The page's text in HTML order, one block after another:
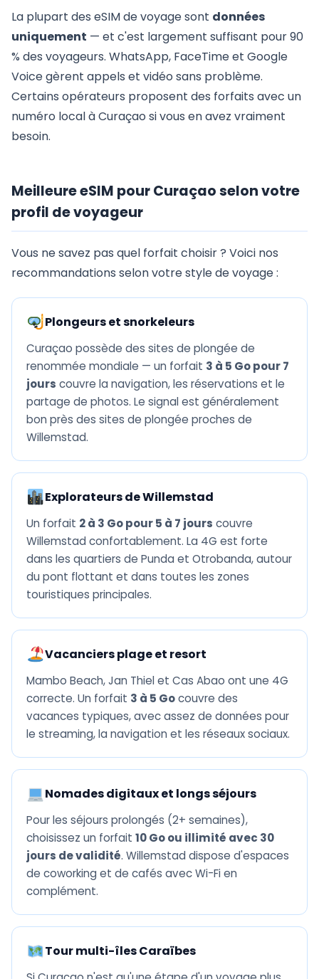
La plupart des eSIM de voyage sont données
uniquement — et c'est largement suffisant pour 90
% des voyageurs. WhatsApp, FaceTime et Google
Voice gèrent appels et vidéo sans problème.
Certains opérateurs proposent des forfaits avec un
numéro local à Curaçao si vous en avez vraiment
besoin.
Meilleure eSIM pour Curaçao selon votre
profil de voyageur
Vous ne savez pas quel forfait choisir ? Voici nos
recommandations selon votre style de voyage :
Plongeurs et snorkeleurs
Curaçao possède des sites de plongée de
renommée mondiale — un forfait 3 à 5 Go pour 7
jours couvre la navigation, les réservations et le
partage de photos. Le signal est généralement
bon près des sites de plongée proches de
Willemstad.
Explorateurs de Willemstad
Un forfait 2 à 3 Go pour 5 à 7 jours couvre
Willemstad confortablement. La 4G est forte
dans les quartiers de Punda et Otrobanda, autour
du pont flottant et dans toutes les zones
touristiques principales.
Vacanciers plage et resort
Mambo Beach, Jan Thiel et Cas Abao ont une 4G
correcte. Un forfait 3 à 5 Gocouvre des
vacances typiques, avec assez de données pour
le streaming, la navigation et les réseaux sociaux.
Nomades digitaux et longs séjours
Pour les séjours prolongés (2+ semaines),
choisissez un forfait 10 Go ou illimité avec 30
jours de validité. Willemstad dispose d'espaces
de coworking et de cafés avec Wi-Fi en
complément.
Tour multi-îles Caraïbes